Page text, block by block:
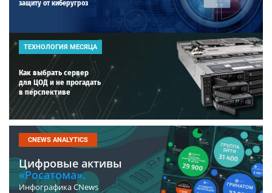
защиту от киберугроз
ТЕХНОЛОГИЯ МЕСЯЦА
Как выбрать сервер
для ЦОД и не прогадать
в перспективе
CNEWS ANALYTICS
Цифровые активы
«Росатома».
Инфографика CNews